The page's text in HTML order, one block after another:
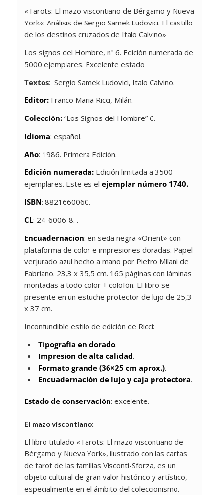
«Tarots: El mazo viscontiano de Bérgamo y Nueva
York«. Análisis de Sergio Samek Ludovici. El castillo
de los destinos cruzados de Italo Calvino»
Los signos del Hombre, nº 6. Edición numerada de
5000 ejemplares. Excelente estado
Textos: Sergio Samek Ludovici, Italo Calvino.
Editor: Franco Maria Ricci, Milán.
Colección:“Los Signos del Hombre” 6.
Idioma: español.
Año: 1986. Primera Edición.
Edición numerada: Edición limitada a 3500
ejemplares. Este es el ejemplar número 1740.
ISBN: 8821660060.
CL: 24-6006-8. .
Encuadernación: en seda negra «Orient» con
plataforma de color e impresiones doradas. Papel
verjurado azul hecho a mano por Pietro Milani de
Fabriano. 23,3 x 35,5 cm. 165 páginas con láminas
montadas a todo color + colofón. El libro se
presente en un estuche protector de lujo de 25,3
x 37 cm.
Inconfundible estilo de edición de Ricci:
Tipografía en dorado.
Impresión de alta calidad.
Formato grande (36×25 cm aprox.).
Encuadernación de lujo y caja protectora.
Estado de conservación: excelente.
El mazo viscontiano:
El libro titulado «Tarots: El mazo viscontiano de
Bérgamo y Nueva York», ilustrado con las cartas
de tarot de las familias Visconti-Sforza, es un
objeto cultural de gran valor histórico y artístico,
especialmente en el ámbito del coleccionismo.